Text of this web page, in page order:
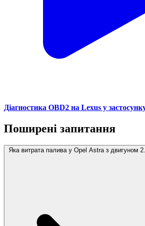
Діагностика OBD2 на Lexus у
Поширені запитання
Яка витрата палива у Opel Astra з двигуном